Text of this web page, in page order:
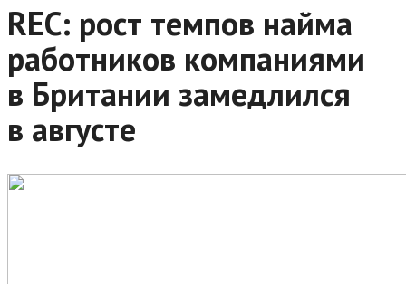
REC: рост темпов найма
работников компаниями
в Британии замедлился
в августе